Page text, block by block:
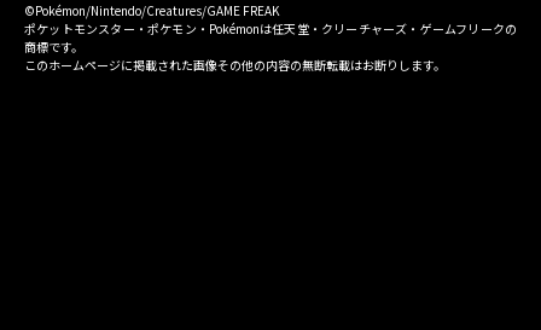
©Pokémon/Nintendo/Creatures/GAME FREAK
ポケットモンスター・ポケモン・Pokémonは任天堂・クリーチャーズ・ゲームフリークの
商標です。
このホームページに掲載された画像その他の内容の無断転載はお断りします。